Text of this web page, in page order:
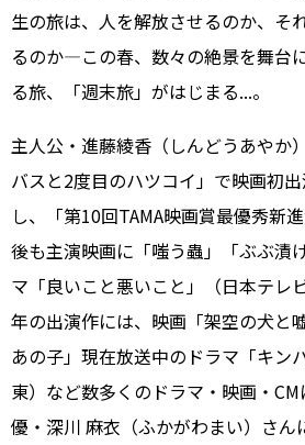
生の旅は、人を解放させるのか、そ
るのか―この春、数々の絶景を舞台
る旅、「週末旅」がはじまる...。
主人公・進藤綾香（しんどうあやか
バスと2度目のハツコイ」で映画初
し、「第10回TAMA映画賞最優秀新
後も主演映画に「嗤う蟲」「ぶぶ漬
マ「良いこと悪いこと」（日本テレ
年の出演作には、映画「架空の犬と
あの子」現在放送中のドラマ「キン
東）など数多くのドラマ・映画・
優・深川 麻衣（ふかがわまい）さん